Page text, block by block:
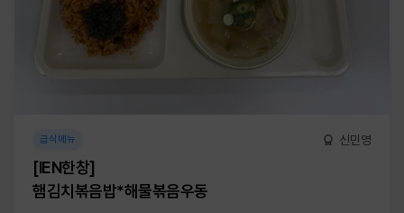
급식메뉴 신민영
[IEN한창]
햄김치볶음밥*해물볶음우동